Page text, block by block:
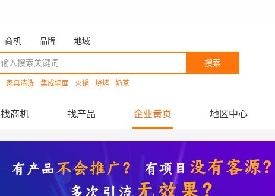
商机 品牌 地域
搜索
家具清洗 集成墙面 火锅 烧烤 奶茶
找商机 找产品 企业黄页 地区中心